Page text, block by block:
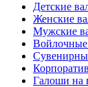
Детские
Женские
Мужские
Войлочные
Галоши на